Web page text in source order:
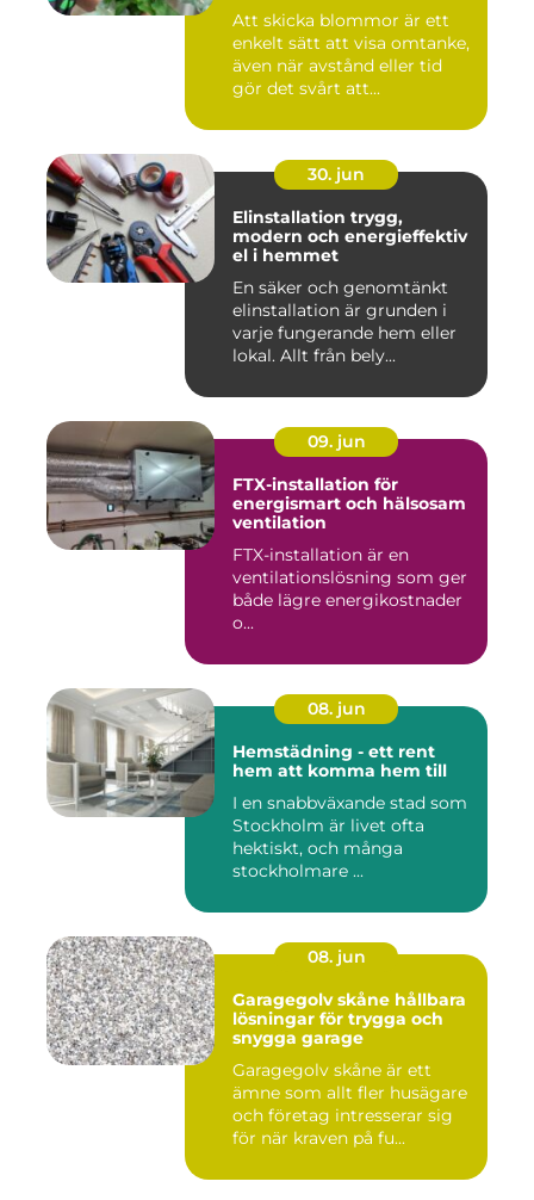
Att skicka blommor är ett
enkelt sätt att visa omtanke,
även när avstånd eller tid
gör det svårt att...
30. jun
Elinstallation trygg,
modern och energieffektiv
el i hemmet
En säker och genomtänkt
elinstallation är grunden i
varje fungerande hem eller
lokal. Allt från bely...
09. jun
FTX-installation för
energismart och hälsosam
ventilation
FTX-installation är en
ventilationslösning som ger
både lägre energikostnader
o...
08. jun
Hemstädning - ett rent
hem att komma hem till
I en snabbväxande stad som
Stockholm är livet ofta
hektiskt, och många
stockholmare ...
08. jun
Garagegolv skåne hållbara
lösningar för trygga och
snygga garage
Garagegolv skåne är ett
ämne som allt fler husägare
och företag intresserar sig
för när kraven på fu...